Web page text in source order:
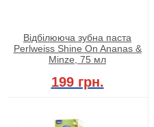
Відбілююча зубна паста
Perlweiss Shine On Ananas &
Minze, 75 мл
199 грн.